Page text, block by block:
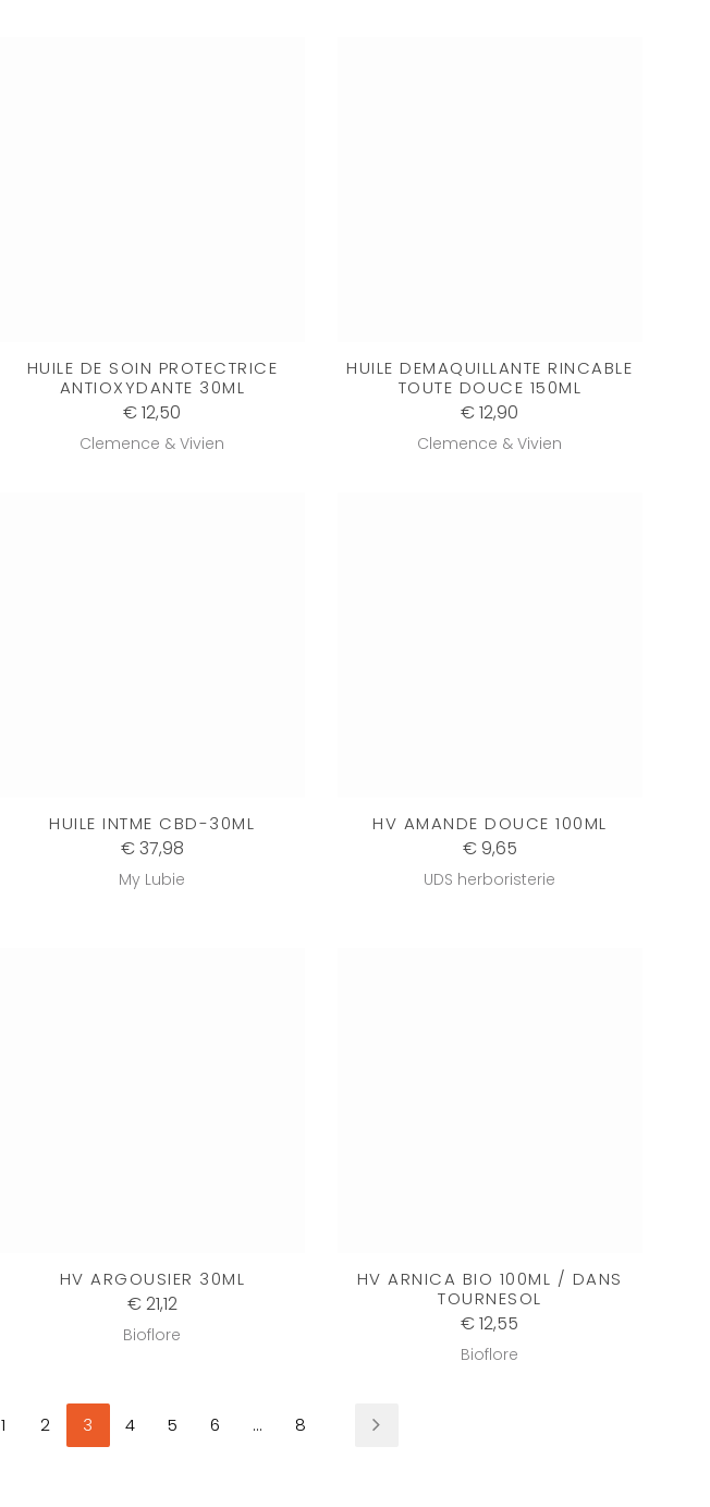
HUILE DE SOIN PROTECTRICE
ANTIOXYDANTE 30ML
€ 12,50
Clemence & Vivien
HUILE DEMAQUILLANTE RINCABLE
TOUTE DOUCE 150ML
€ 12,90
Clemence & Vivien
HUILE INTME CBD-30ML
€ 37,98
My Lubie
HV AMANDE DOUCE 100ML
€ 9,65
UDS herboristerie
HV ARGOUSIER 30ML
€ 21,12
Bioflore
HV ARNICA BIO 100ML / DANS
TOURNESOL
€ 12,55
Bioflore
1 2 3 4 5 6 ... 8